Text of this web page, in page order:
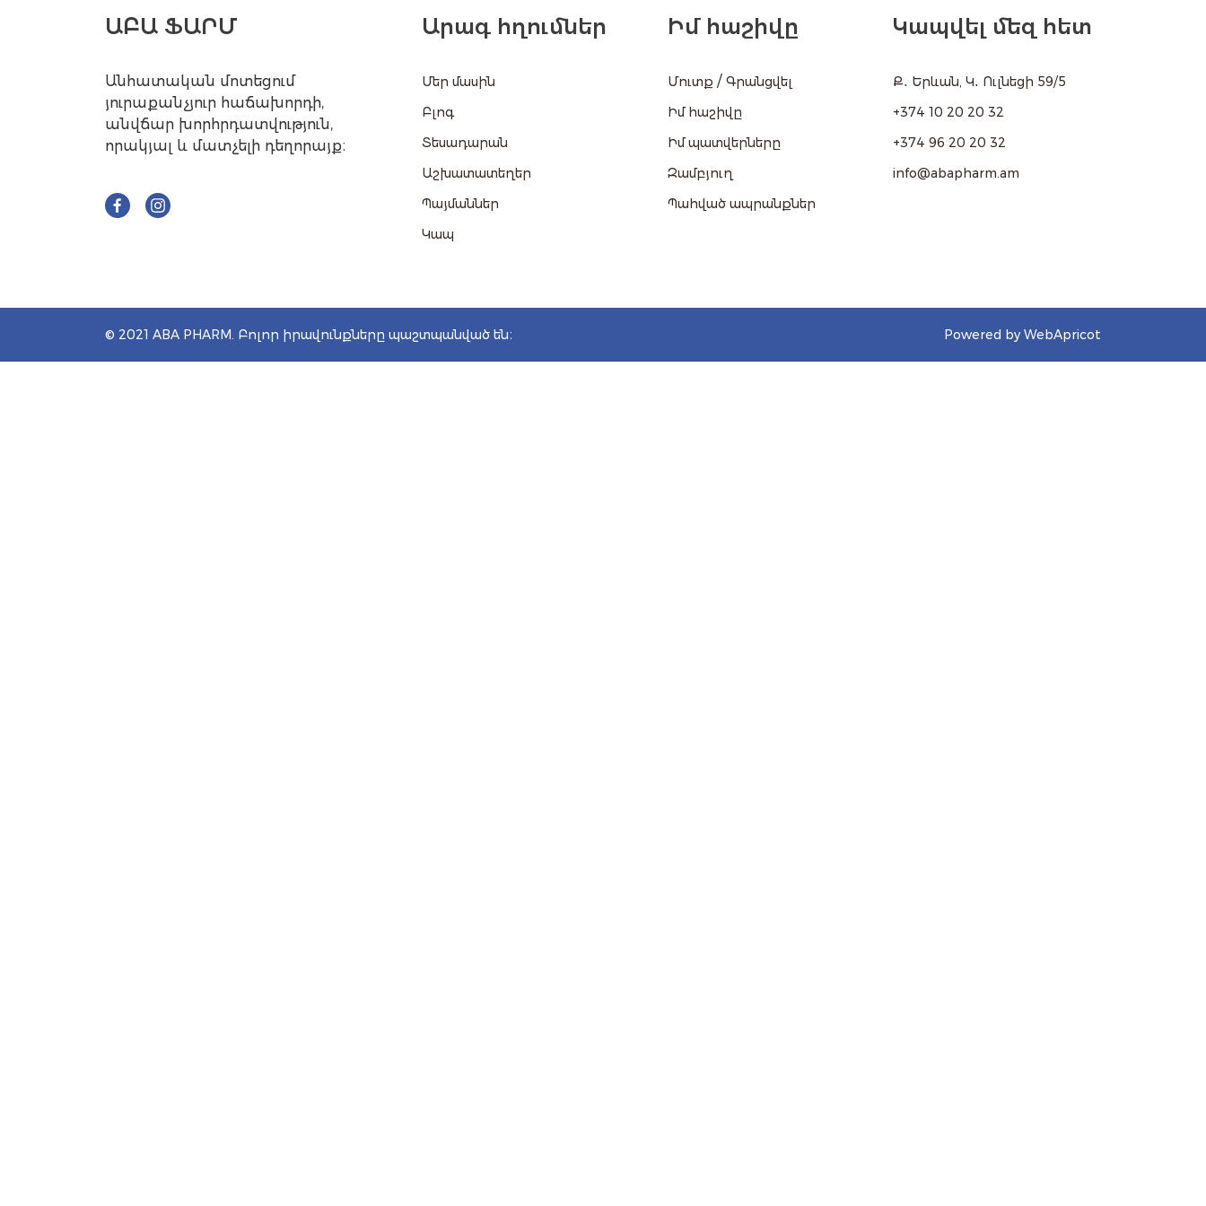
ԱԲԱ ՖԱՐՄ
Անհատական մոտեցում
յուրաքանչյուր հաճախորդի,
անվճար խորհրդատվություն,
որակյալ և մատչելի դեղորայք։
Արագ հղումներ
Մեր մասին
Բլոգ
Տեսադարան
Աշխատատեղեր
Պայմաններ
Կապ
Իմ հաշիվը
Մուտք / Գրանցվել
Իմ հաշիվը
Իմ պատվերները
Զամբյուղ
Պահված ապրանքներ
Կապվել մեզ հետ
Ք․ Երևան, Կ․ Ուլնեցի 59/5
+374 10 20 20 32
+374 96 20 20 32
info@abapharm.am
© 2021 ABA PHARM. Բոլոր իրավունքները պաշտպանված են։ Powered by WebApricot